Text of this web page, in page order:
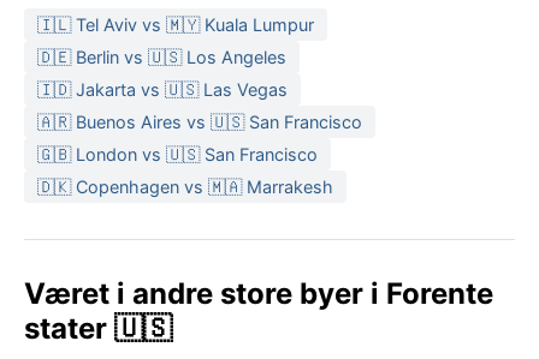
🇮🇱 Tel Aviv vs 🇲🇾 Kuala Lumpur
🇩🇪 Berlin vs 🇺🇸 Los Angeles
🇮🇩 Jakarta vs 🇺🇸 Las Vegas
🇦🇷 Buenos Aires vs 🇺🇸 San Francisco
🇬🇧 London vs 🇺🇸 San Francisco
🇩🇰 Copenhagen vs 🇲🇦 Marrakesh
Været i andre store byer i Forente
stater 🇺🇸